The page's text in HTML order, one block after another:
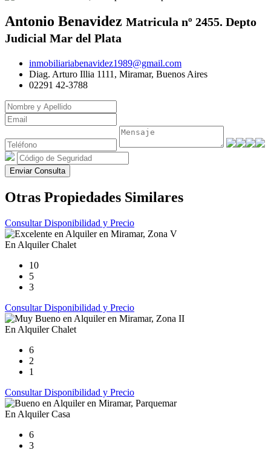
Antonio Benavidez Matricula nº 2455. Depto
Judicial Mar del Plata
inmobiliariabenavidez1989@gmail.com
Diag. Arturo Illia 1111, Miramar, Buenos Aires
02291 42-3788
Enviar Consulta
Otras Propiedades Similares
Consultar Disponibilidad y Precio
En AlquilerChalet
10
5
3
Consultar Disponibilidad y Precio
En AlquilerChalet
6
2
1
Consultar Disponibilidad y Precio
En AlquilerCasa
6
3